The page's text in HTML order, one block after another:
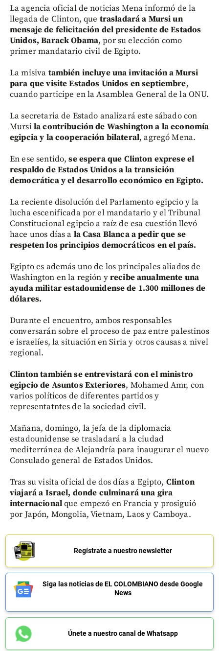
La agencia oficial de noticias Mena informó de la
llegada de Clinton, que trasladará a Mursi un
mensaje de felicitación del presidente de Estados
Unidos, Barack Obama, por su elección como
primer mandatario civil de Egipto.
La misiva también incluye una invitación a Mursi
para que visite Estados Unidos en septiembre,
cuando participe en la Asamblea General de la ONU.
La secretaria de Estado analizará este sábado con
Mursila contribución de Washington a la economía
egipcia y la cooperación bilateral, agregó Mena.
En ese sentido,se espera que Clinton exprese el
respaldo de Estados Unidos a la transición
democrática y el desarrollo económico en Egipto.
La reciente disolución del Parlamento egipcio y la
lucha escenificada por el mandatario y el Tribunal
Constitucional egipcio a raíz de esa cuestión llevó
hace unos días a la Casa Blanca a pedir que se
respeten los principios democráticos en el país.
Egipto es además uno de los principales aliados de
Washington en la región yrecibe anualmente una
ayuda militar estadounidense de 1.300 millones de
dólares.
Durante el encuentro, ambos responsables
conversarán sobre el proceso de paz entre palestinos
e israelíes, la situación en Siria y otros causas a nivel
regional.
Clinton también se entrevistará con el ministro
egipcio de Asuntos Exteriores, Mohamed Amr, con
varios políticos de diferentes partidos y
representatntes de la sociedad civil.
Mañana, domingo, la jefa de la diplomacia
estadounidense se trasladará a la ciudad
mediterránea de Alejandría para inaugurar el nuevo
Consulado general de Estados Unidos.
Tras su visita oficial de dos días a Egipto, Clinton
viajará a Israel, donde culminará una gira
internacionalque empezó en Francia y prosiguió
por Japón, Mongolia, Vietnam, Laos y Camboya.
Regístrate a nuestro newsletter
Siga las noticias de EL COLOMBIANO desde Google
News
Únete a nuestro canal de Whatsapp